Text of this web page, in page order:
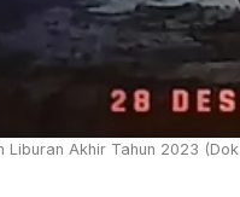
Liburan Akhir Tahun 2023